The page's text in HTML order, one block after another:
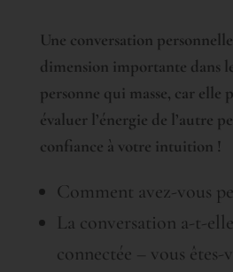
Une conversation
dimension importante dans
personne qui masse, car elle
évaluer l’énergie de l’autre
confiance à votre intuition !
Comment avez-vous
La conversation a-t-
connectée – vous êtes-